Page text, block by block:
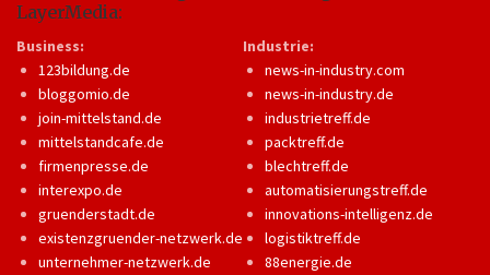
LayerMedia:
Business:
123bildung.de
bloggomio.de
join-mittelstand.de
mittelstandcafe.de
firmenpresse.de
interexpo.de
gruenderstadt.de
existenzgruender-netzwerk.de
unternehmer-netzwerk.de
Industrie:
news-in-industry.com
news-in-industry.de
industrietreff.de
packtreff.de
blechtreff.de
automatisierungstreff.de
innovations-intelligenz.de
logistiktreff.de
88energie.de